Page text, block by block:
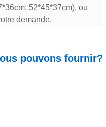
52*45*37cm), ou
demande.
pouvons fournir?